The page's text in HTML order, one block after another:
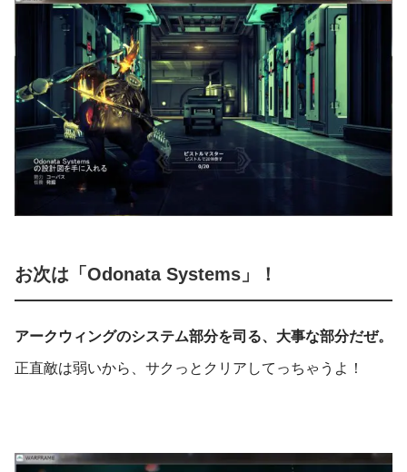
お次は「Odonata Systems」！
アークウィングのシステム部分を司る、大事な部分だぜ。
正直敵は弱いから、サクっとクリアしてっちゃうよ！